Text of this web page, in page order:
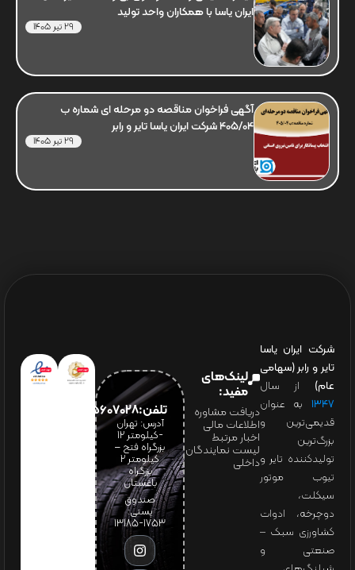
ایران یاسا با همکاران واحد تولید
29 تیر 1405
آگهی فراخوان مناقصه دو مرحله ای شماره ب
405/04 شرکت ایران یاسا تایر و رابر
29 تیر 1405
شرکت ایران یاسا
تایر و رابر (سهامی
عام) از سال
۱۳۴۷ به عنوان
قدیمی‌ترین و
بزرگ‌ترین
تولیدکننده تایر و
تیوب موتور
سیکلت،
دوچرخه، ادوات
کشاورزی سبک –
صنعتی و
لینک‌های
مفید:
دریافت مشاوره
اطلاعات مالی
اخبار مرتبط
لیست نمایندگان
داخلی
تلفن:65607028(021)
آدرس: تهران
-کیلومتر 12
بزرگراه فتح –
کیلومتر ۲
بزرگراه
باغستان
صندوق
پستی:
1753-13185